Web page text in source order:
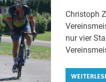
Christoph
nur vier